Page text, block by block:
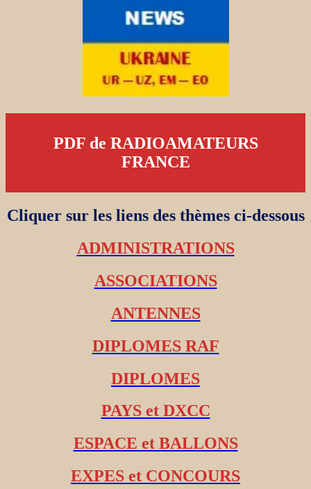
PDF de RADIOAMATEURS
FRANCE
Cliquer sur les liens des thèmes ci-dessous
ADMINISTRATIONS
ASSOCIATIONS
ANTENNES
DIPLOMES RAF
DIPLOMES
PAYS et DXCC
ESPACE et BALLONS
EXPES et CONCOURS